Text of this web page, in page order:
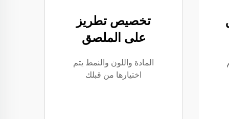
تخصيص تطريز
على الملصق
المادة واللون والنمط يتم
اختيارها من قبلك